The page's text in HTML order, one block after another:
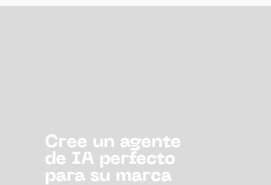
Cree un agente
de IA perfecto
para su marca